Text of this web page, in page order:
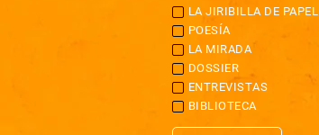
LA JIRIBILLA DE PAPEL
POESÍA
LA MIRADA
DOSSIER
ENTREVISTAS
BIBLIOTECA